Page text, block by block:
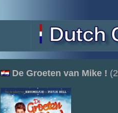
De Groeten van Mike !